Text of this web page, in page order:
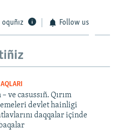
Follow us
ve casussıñ. Qırım
devlet hainligi
daqqalar içinde